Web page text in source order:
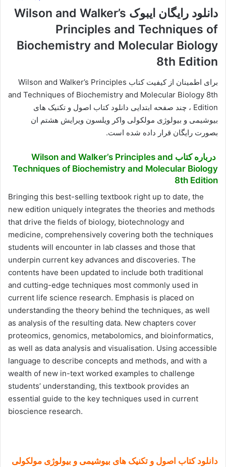
دانلود رایگان ایبوک Wilson and Walker’s
Principles and Techniques of
Biochemistry and Molecular Biology
8th Edition
برای اطمینان از کیفیت کتاب Wilson and Walker’s Principles
and Techniques of Biochemistry and Molecular Biology 8th
Edition ، چند صفحه ابتدایی دانلود کتاب اصول و تکنیک های
بیوشیمی و بیولوژی مولکولی واکر ویلسون ویرایش هشتم ان
بصورت رایگان قرار داده شده است.
درباره کتاب Wilson and Walker’s Principles and
Techniques of Biochemistry and Molecular Biology
8th Edition
Bringing this best-selling textbook right up to date, the
new edition uniquely integrates the theories and methods
that drive the fields of biology, biotechnology and
medicine, comprehensively covering both the techniques
students will encounter in lab classes and those that
underpin current key advances and discoveries. The
contents have been updated to include both traditional
and cutting-edge techniques most commonly used in
current life science research. Emphasis is placed on
understanding the theory behind the techniques, as well
as analysis of the resulting data. New chapters cover
proteomics, genomics, metabolomics, and bioinformatics,
as well as data analysis and visualisation. Using accessible
language to describe concepts and methods, and with a
wealth of new in-text worked examples to challenge
students’ understanding, this textbook provides an
essential guide to the key techniques used in current
bioscience research.
دانلود کتاب اصول و تکنیک های بیوشیمی و بیولوژی مولکولی